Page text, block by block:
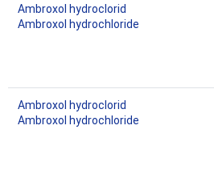
Ambroxol hydroclorid
Ambroxol hydrochloride
Ambroxol hydroclorid
Ambroxol hydrochloride